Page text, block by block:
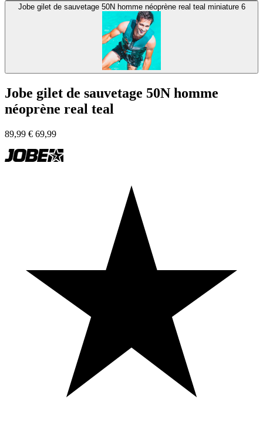
Jobe gilet de sauvetage 50N homme néoprène real teal miniature 6
Jobe gilet de sauvetage 50N homme
néoprène real teal
89,99 € 69,99